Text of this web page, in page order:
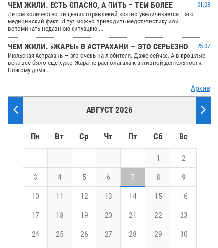
ЧЕМ ЖИЛИ. ЕСТЬ ОПАСНО, А ПИТЬ – ТЕМ БОЛЕЕ
01.08
Летом количество пищевых отравлений кратно увеличивается – это
медицинский факт. И тут можно приводить медстатистику или
вспоминать недавнюю ситуацию ...
ЧЕМ ЖИЛИ. «ЖАРЫ» В АСТРАХАНИ — ЭТО СЕРЬЕЗНО
25.07
Июльская Астрахань — это очень на любителя. Даже сейчас. А в прошлые
века все было еще хуже. Жара не располагала к активной деятельности.
Поэтому дома...
Архив
АВГУСТ 2026
Пн Вт Ср Чт Пт Сб Вс
1 2
3 4 5 6 7 8 9
10 11 12 13 14 15 16
17 18 19 20 21 22 23
24 25 26 27 28 29 30